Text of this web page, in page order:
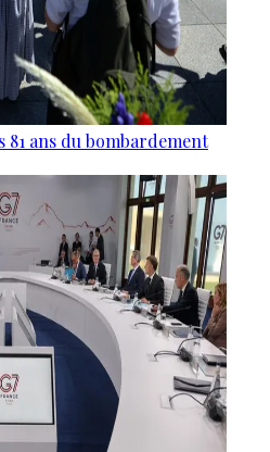
ans du bombardement